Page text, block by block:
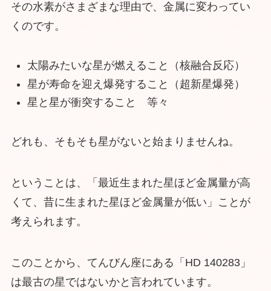
その水素がさまざまな理由で、金属に変わってい
くのです。
太陽みたいな星が燃えること（核融合反応）
星が寿命を迎え爆発すること（超新星爆発）
星と星が衝突すること 等々
どれも、そもそも星がないと始まりませんね。
ということは、「最近生まれた星ほど金属量が高
くて、昔に生まれた星ほど金属量が低い」ことが
考えられます。
このことから、てんびん座にある「HD 140283」
は最古の星ではないかと言われています。